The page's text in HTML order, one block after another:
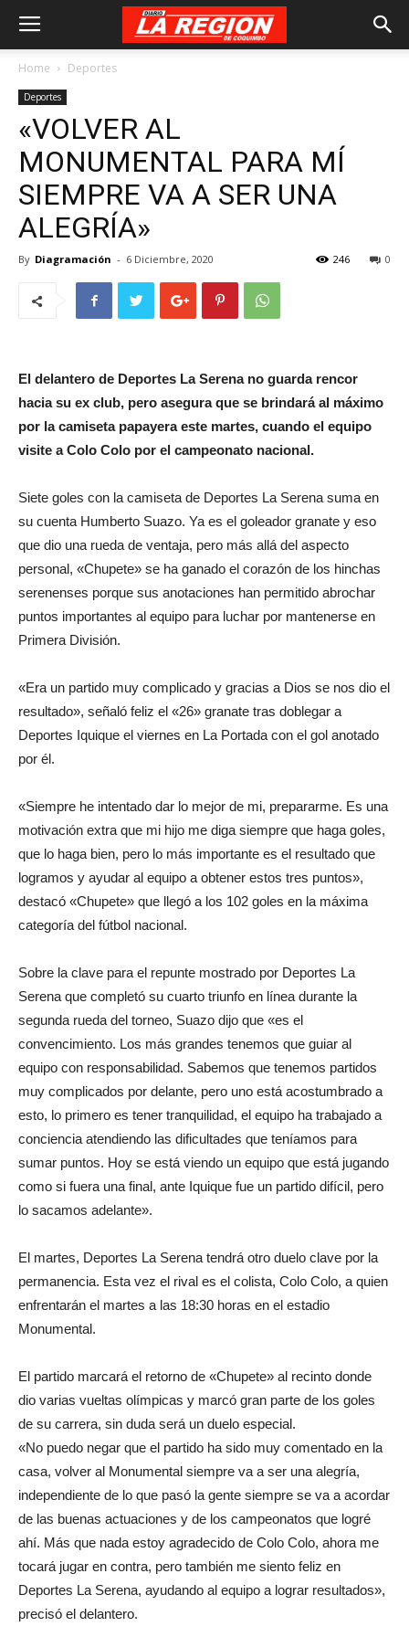
Home Deportes
Deportes
«VOLVER AL
MONUMENTAL PARA MÍ
SIEMPRE VA A SER UNA
ALEGRÍA»
By Diagramación - 6 Diciembre, 2020 0
246
El delantero de Deportes La Serena no guarda rencor
hacia su ex club, pero asegura que se brindará al máximo
por la camiseta papayera este martes, cuando el equipo
visite a Colo Colo por el campeonato nacional.
Siete goles con la camiseta de Deportes La Serena suma en
su cuenta Humberto Suazo. Ya es el goleador granate y eso
que dio una rueda de ventaja, pero más allá del aspecto
personal, «Chupete» se ha ganado el corazón de los hinchas
serenenses porque sus anotaciones han permitido abrochar
puntos importantes al equipo para luchar por mantenerse en
Primera División.
«Era un partido muy complicado y gracias a Dios se nos dio el
resultado», señaló feliz el «26» granate tras doblegar a
Deportes Iquique el viernes en La Portada con el gol anotado
por él.
«Siempre he intentado dar lo mejor de mi, prepararme. Es una
motivación extra que mi hijo me diga siempre que haga goles,
que lo haga bien, pero lo más importante es el resultado que
logramos y ayudar al equipo a obtener estos tres puntos»,
destacó «Chupete» que llegó a los 102 goles en la máxima
categoría del fútbol nacional.
Sobre la clave para el repunte mostrado por Deportes La
Serena que completó su cuarto triunfo en línea durante la
segunda rueda del torneo, Suazo dijo que «es el
convencimiento. Los más grandes tenemos que guiar al
equipo con responsabilidad. Sabemos que tenemos partidos
muy complicados por delante, pero uno está acostumbrado a
esto, lo primero es tener tranquilidad, el equipo ha trabajado a
conciencia atendiendo las dificultades que teníamos para
sumar puntos. Hoy se está viendo un equipo que está jugando
como si fuera una final, ante Iquique fue un partido difícil, pero
lo sacamos adelante».
El martes, Deportes La Serena tendrá otro duelo clave por la
permanencia. Esta vez el rival es el colista, Colo Colo, a quien
enfrentarán el martes a las 18:30 horas en el estadio
Monumental.
El partido marcará el retorno de «Chupete» al recinto donde
dio varias vueltas olímpicas y marcó gran parte de los goles
de su carrera, sin duda será un duelo especial.
«No puedo negar que el partido ha sido muy comentado en la
casa, volver al Monumental siempre va a ser una alegría,
independiente de lo que pasó la gente siempre se va a acordar
de las buenas actuaciones y de los campeonatos que logré
ahí. Más que nada estoy agradecido de Colo Colo, ahora me
tocará jugar en contra, pero también me siento feliz en
Deportes La Serena, ayudando al equipo a lograr resultados»,
precisó el delantero.